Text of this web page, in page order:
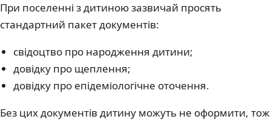
При поселенні з дитиною зазвичай просять
стандартний пакет документів:
свідоцтво про народження дитини;
довідку про щеплення;
довідку про епідеміологічне оточення.
Без цих документів дитину можуть не оформити, тож